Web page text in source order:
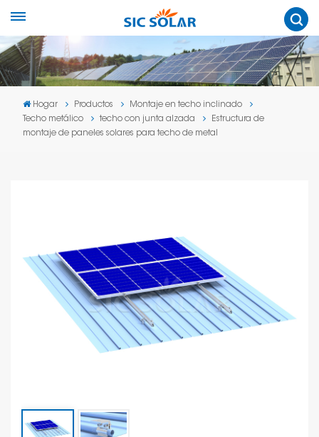
Hogar Productos
Montaje en techo inclinado
Techo metálico
techo con junta alzada
Estructura de
montaje de paneles solares para techo de metal